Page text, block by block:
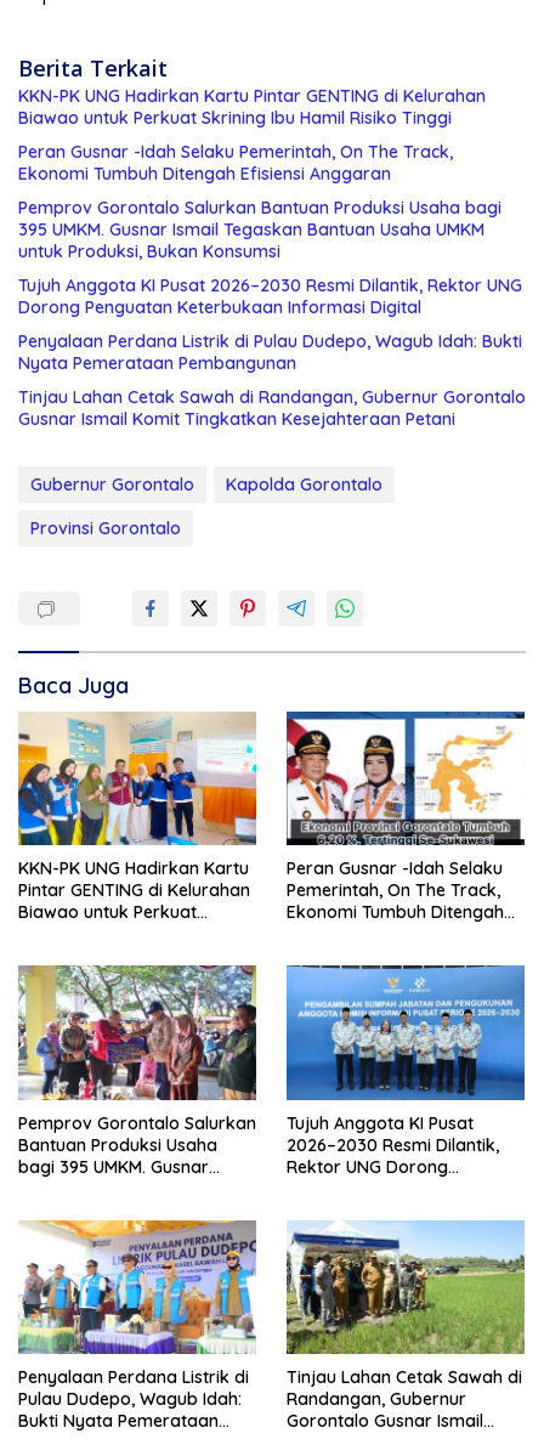
Berita Terkait
KKN-PK UNG Hadirkan Kartu Pintar GENTING di Kelurahan
Biawao untuk Perkuat Skrining Ibu Hamil Risiko Tinggi
Peran Gusnar -Idah Selaku Pemerintah, On The Track,
Ekonomi Tumbuh Ditengah Efisiensi Anggaran
Pemprov Gorontalo Salurkan Bantuan Produksi Usaha bagi
395 UMKM. Gusnar Ismail Tegaskan Bantuan Usaha UMKM
untuk Produksi, Bukan Konsumsi
Tujuh Anggota KI Pusat 2026–2030 Resmi Dilantik, Rektor UNG
Dorong Penguatan Keterbukaan Informasi Digital
Penyalaan Perdana Listrik di Pulau Dudepo, Wagub Idah: Bukti
Nyata Pemerataan Pembangunan
Tinjau Lahan Cetak Sawah di Randangan, Gubernur Gorontalo
Gusnar Ismail Komit Tingkatkan Kesejahteraan Petani
Gubernur Gorontalo
Kapolda Gorontalo
Provinsi Gorontalo
Baca Juga
KKN-PK UNG Hadirkan Kartu
Pintar GENTING di Kelurahan
Biawao untuk Perkuat
Peran Gusnar -Idah Selaku
Pemerintah, On The Track,
Ekonomi Tumbuh Ditengah
Pemprov Gorontalo Salurkan
Bantuan Produksi Usaha
bagi 395 UMKM. Gusnar
Bukan Konsumsi
Tujuh Anggota KI Pusat
2026–2030 Resmi Dilantik,
Rektor UNG Dorong
Penyalaan Perdana Listrik di
Pulau Dudepo, Wagub Idah:
Bukti Nyata Pemerataan
Tinjau Lahan Cetak Sawah di
Randangan, Gubernur
Gorontalo Gusnar Ismail